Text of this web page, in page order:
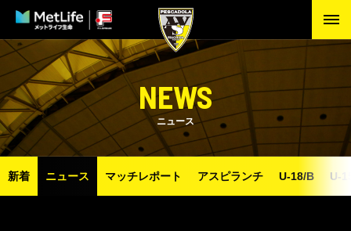
NEWS
ニュース
新着 ニュース マッチレポート アスピランチ U-18/B U-